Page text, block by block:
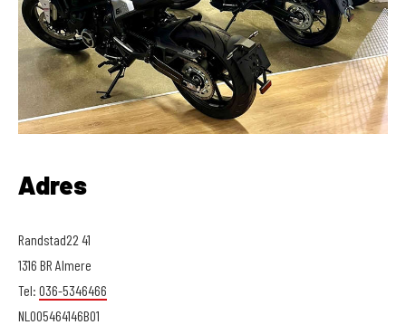
Adres
Randstad22 41
1316 BR Almere
Tel: 036-5346466
NL005464146B01